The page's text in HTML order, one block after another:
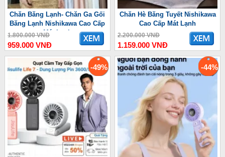
Chăn Băng Lạnh- Chăn Ga Gối
Băng Lạnh Nishikawa Cao Cấp
Mát Lạnh
1.800.000 VNĐ
959.000 VNĐ
Chăn Hè Băng Tuyết Nishikawa
Cao Cấp Mát Lạnh
2.200.000 VNĐ
1.159.000 VNĐ
-49% -44%